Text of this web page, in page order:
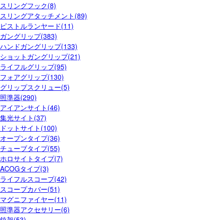
スリングフック(8)
スリングアタッチメント(89)
ピストルランヤード(11)
ガングリップ(383)
ハンドガングリップ(133)
ショットガングリップ(21)
ライフルグリップ(95)
フォアグリップ(130)
グリップスクリュー(5)
照準器(290)
アイアンサイト(46)
集光サイト(37)
ドットサイト(100)
オープンタイプ(36)
チューブタイプ(55)
ホロサイトタイプ(7)
ACOGタイプ(3)
ライフルスコープ(42)
スコープカバー(51)
マグニファイヤー(11)
照準器アクセサリー(6)